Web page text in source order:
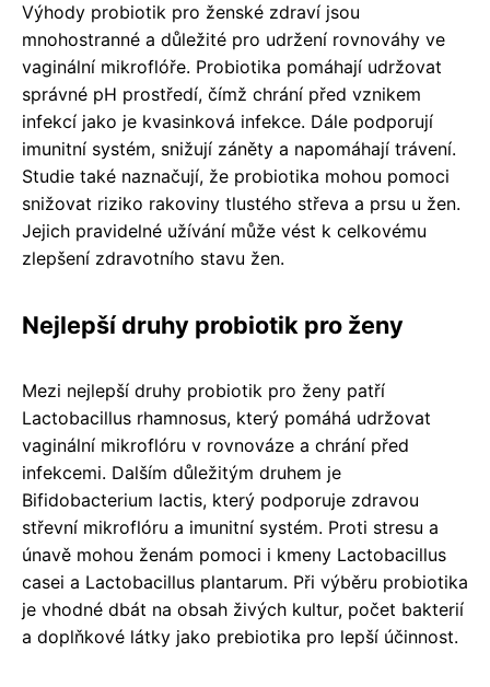
Výhody probiotik pro ženské zdraví jsou
mnohostranné a důležité pro udržení rovnováhy ve
vaginální mikroflóře. Probiotika pomáhají udržovat
správné pH prostředí, čímž chrání před vznikem
infekcí jako je kvasinková infekce. Dále podporují
imunitní systém, snižují záněty a napomáhají trávení.
Studie také naznačují, že probiotika mohou pomoci
snižovat riziko rakoviny tlustého střeva a prsu u žen.
Jejich pravidelné užívání může vést k celkovému
zlepšení zdravotního stavu žen.
Nejlepší druhy probiotik pro ženy
Mezi nejlepší druhy probiotik pro ženy patří
Lactobacillus rhamnosus, který pomáhá udržovat
vaginální mikroflóru v rovnováze a chrání před
infekcemi. Dalším důležitým druhem je
Bifidobacterium lactis, který podporuje zdravou
střevní mikroflóru a imunitní systém. Proti stresu a
únavě mohou ženám pomoci i kmeny Lactobacillus
casei a Lactobacillus plantarum. Při výběru probiotika
je vhodné dbát na obsah živých kultur, počet bakterií
a doplňkové látky jako prebiotika pro lepší účinnost.